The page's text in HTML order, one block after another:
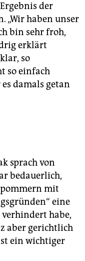
der
„Wir haben unser
bin sehr froh,
erklärt
so
so einfach
damals getan
sprach von
bedauerlich,
mit
eine
habe,
aber gerichtlich
ein wichtiger